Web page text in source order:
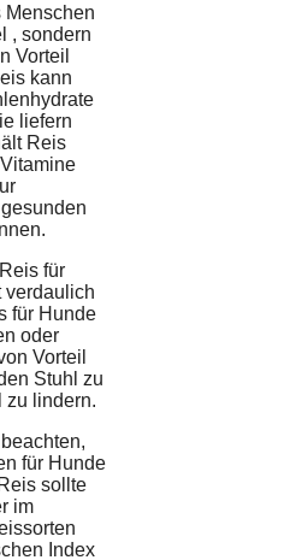
Menschen
, sondern
Vorteil
kann
liefern
Reis
Vitamine
für
verdaulich
für Hunde
oder
Vorteil
Stuhl zu
zu lindern.
für Hunde
sollte
im
Index